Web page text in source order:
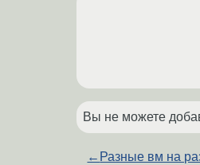
Вы не можете
← Разные вм на